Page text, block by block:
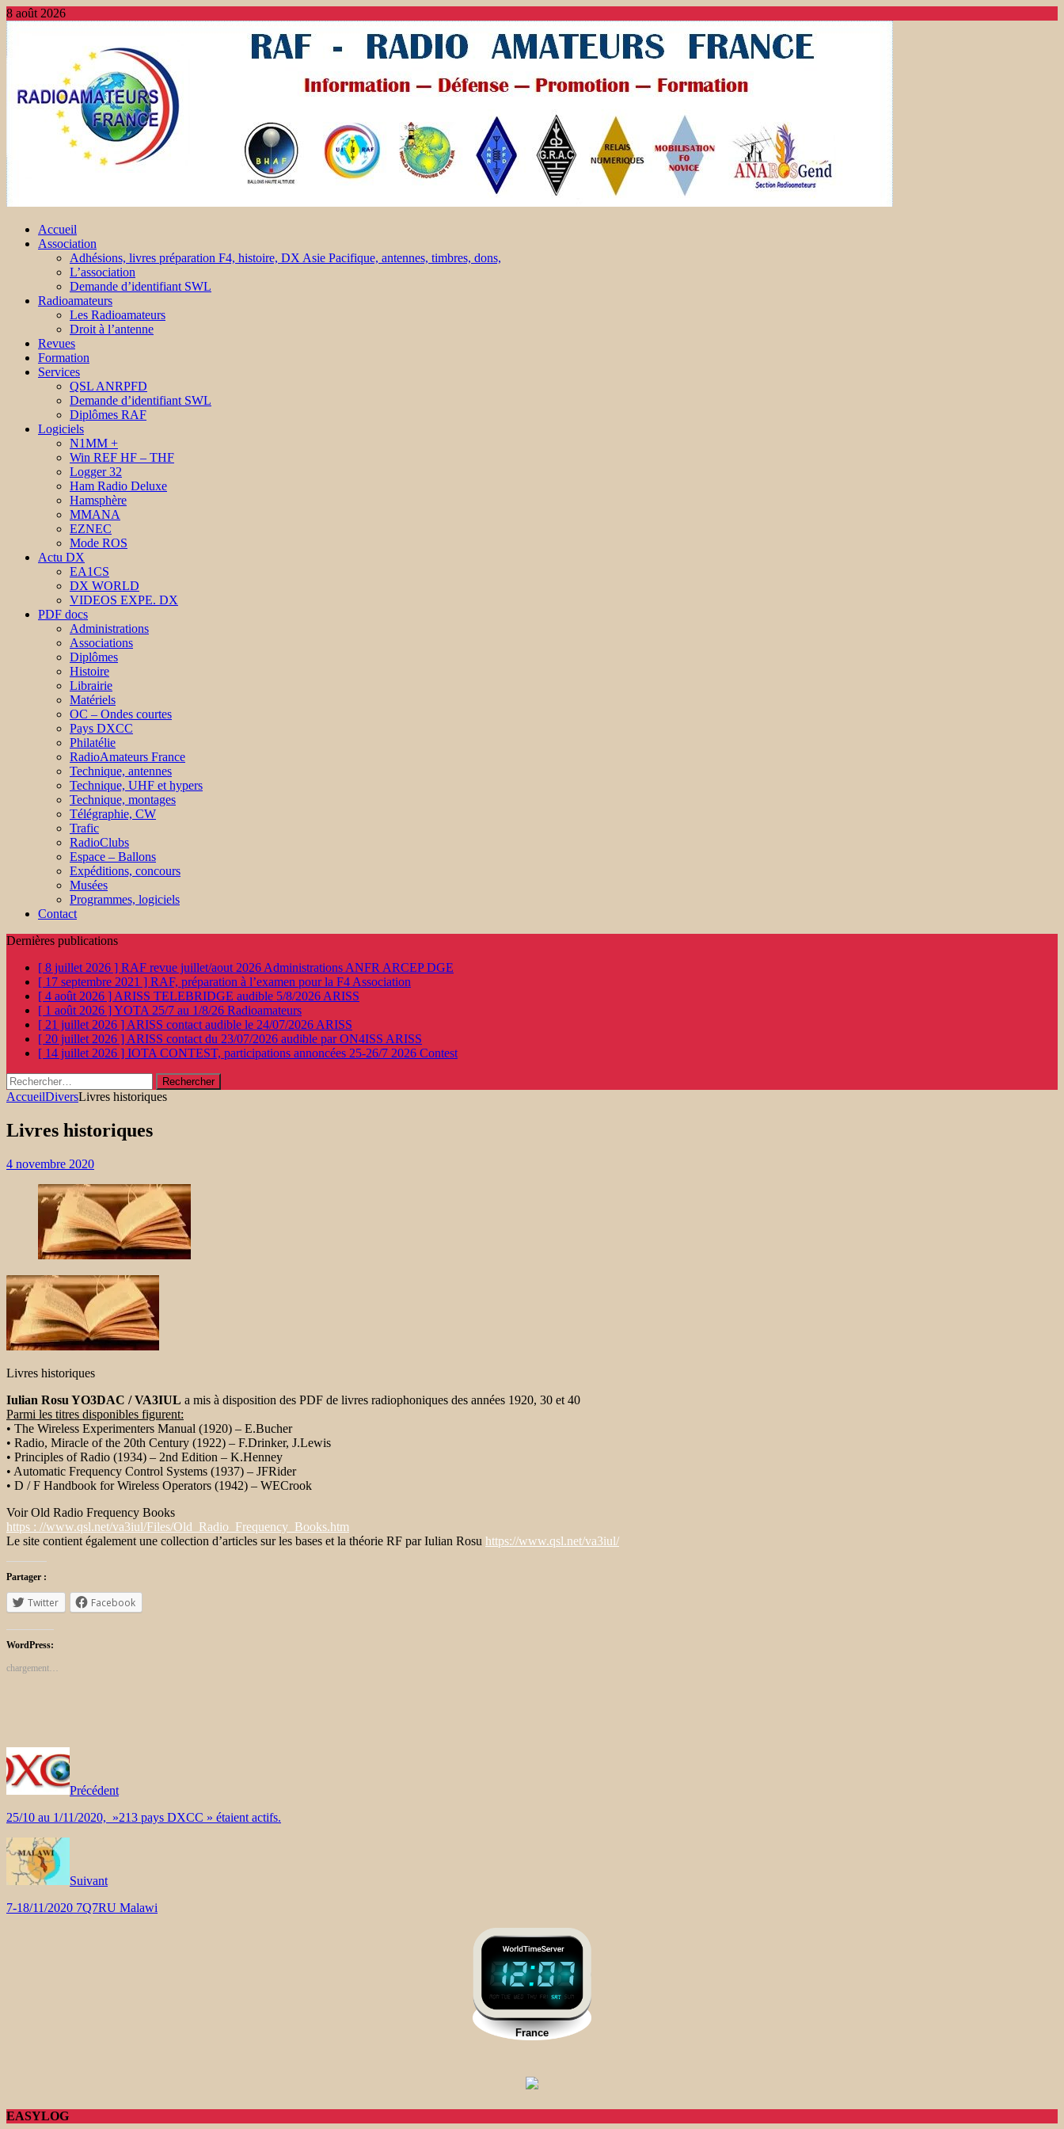
8 août 2026
Accueil
Association
Adhésions, livres préparation F4, histoire, DX Asie Pacifique, antennes, timbres, dons,
L’association
Demande d’identifiant SWL
Radioamateurs
Les Radioamateurs
Droit à l’antenne
Revues
Formation
Services
QSL ANRPFD
Demande d’identifiant SWL
Diplômes RAF
Logiciels
N1MM +
Win REF HF – THF
Logger 32
Ham Radio Deluxe
Hamsphère
MMANA
EZNEC
Mode ROS
Actu DX
EA1CS
DX WORLD
VIDEOS EXPE. DX
PDF docs
Administrations
Associations
Diplômes
Histoire
Librairie
Matériels
OC – Ondes courtes
Pays DXCC
Philatélie
RadioAmateurs France
Technique, antennes
Technique, UHF et hypers
Technique, montages
Télégraphie, CW
Trafic
RadioClubs
Espace – Ballons
Expéditions, concours
Musées
Programmes, logiciels
Contact
Dernières publications
[ 8 juillet 2026 ] RAF revue juillet/aout 2026 Administrations ANFR ARCEP DGE
[ 17 septembre 2021 ] RAF, préparation à l’examen pour la F4 Association
[ 4 août 2026 ] ARISS TELEBRIDGE audible 5/8/2026 ARISS
[ 1 août 2026 ]YOTA 25/7 au 1/8/26 Radioamateurs
[ 21 juillet 2026 ] ARISS contact audible le 24/07/2026 ARISS
[ 20 juillet 2026 ] ARISS contact du 23/07/2026 audible par ON4ISS ARISS
[ 14 juillet 2026 ] IOTA CONTEST, participations annoncées 25-26/7 2026 Contest
Rechercher :
AccueilDiversLivres historiques
Livres historiques
4 novembre 2020
Livres historiques
Iulian Rosu YO3DAC / VA3IUL a mis à disposition des PDF de livres radiophoniques des années 1920, 30 et 40
Parmi les titres disponibles figurent:
• The Wireless Experimenters Manual (1920) – E.Bucher
• Radio, Miracle of the 20th Century (1922) – F.Drinker, J.Lewis
• Principles of Radio (1934) – 2nd Edition – K.Henney
• Automatic Frequency Control Systems (1937) – JFRider
• D / F Handbook for Wireless Operators (1942) – WECrook
Voir Old Radio Frequency Books
https : //www.qsl.net/va3iul/Files/Old_Radio_Frequency_Books.htm
Le site contient également une collection d’articles sur les bases et la théorie RF par Iulian Rosu https://www.qsl.net/va3iul/
Partager :
Twitter Facebook
WordPress:
chargement…
Précédent
25/10 au 1/11/2020, »213 pays DXCC » étaient actifs.
Suivant
7-18/11/2020 7Q7RU Malawi
EASYLOG